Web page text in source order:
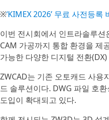
※‘KIMEX 2026’ 무료 사전등록
이번 전시회에서 인트라솔루
CAM 가공까지 통합 환경을 제
가능한 다양한 디지털 전환
ZWCAD는 기존 오토캐드 사용
드 솔루션이다. DWG 파일 호
도입이 확대되고 있다.